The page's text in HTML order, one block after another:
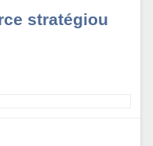
stratégiou